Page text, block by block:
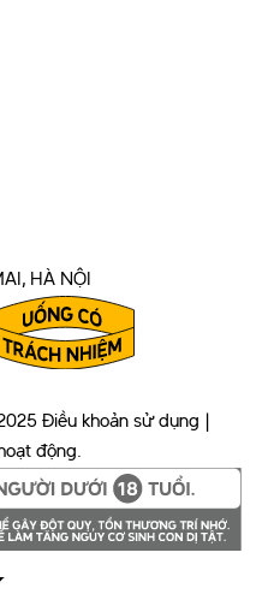
Điều khoản sử dụng |
động.
HÀ NỘI